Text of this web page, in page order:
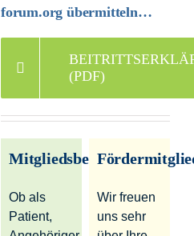
forum.orgübermitteln…
(PDF)
Mitgliedsbeiträge
Ob als
Patient,
Wir freuen
uns sehr